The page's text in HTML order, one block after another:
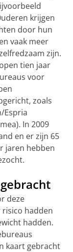
krijgen
door hun
vaak meer
zijn.
tien jaar
voor
zoals
Espria
In 2009
en er zijn 65
jaren hebben
deze
risico hadden
hadden.
kaart gebracht